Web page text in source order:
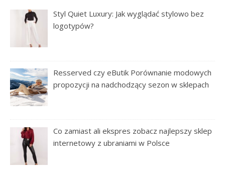
Styl Quiet Luxury: Jak wyglądać stylowo bez
logotypów?
Resserved czy eButik Porównanie modowych
propozycji na nadchodzący sezon w sklepach
Co zamiast ali ekspres zobacz najlepszy sklep
internetowy z ubraniami w Polsce